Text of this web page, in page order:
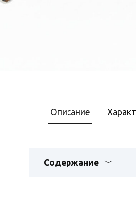
Описание
Содержание